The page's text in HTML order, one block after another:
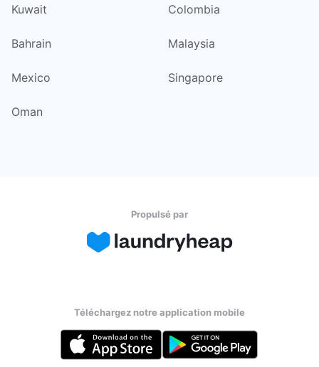
Kuwait Colombia
Bahrain Malaysia
Mexico Singapore
Oman
Propulsé par
Téléchargez notre application mobile